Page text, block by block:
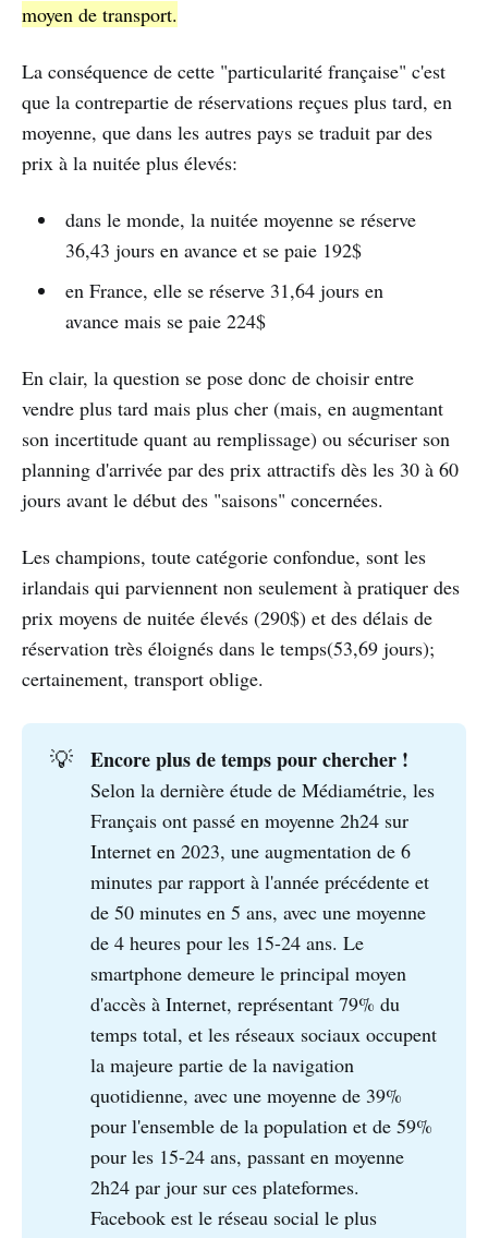
moyen de transport.
La conséquence de cette "particularité française" c'est
que la contrepartie de réservations reçues plus tard, en
moyenne, que dans les autres pays se traduit par des
prix à la nuitée plus élevés:
dans le monde, la nuitée moyenne se réserve
36,43 jours en avance et se paie 192$
en France, elle se réserve 31,64 jours en
avance mais se paie 224$
En clair, la question se pose donc de choisir entre
vendre plus tard mais plus cher (mais, en augmentant
son incertitude quant au remplissage) ou sécuriser son
planning d'arrivée par des prix attractifs dès les 30 à 60
jours avant le début des "saisons" concernées.
Les champions, toute catégorie confondue, sont les
irlandais qui parviennent non seulement à pratiquer des
prix moyens de nuitée élevés (290$) et des délais de
réservation très éloignés dans le temps(53,69 jours);
certainement, transport oblige.
💡
Selon la dernière étude de Médiamétrie, les
Français ont passé en moyenne 2h24 sur
Internet en 2023, une augmentation de 6
minutes par rapport à l'année précédente et
de 50 minutes en 5 ans, avec une moyenne
de 4 heures pour les 15-24 ans. Le
smartphone demeure le principal moyen
d'accès à Internet, représentant 79% du
temps total, et les réseaux sociaux occupent
la majeure partie de la navigation
quotidienne, avec une moyenne de 39%
pour l'ensemble de la population et de 59%
pour les 15-24 ans, passant en moyenne
2h24 par jour sur ces plateformes.
Facebook est le réseau social le plus